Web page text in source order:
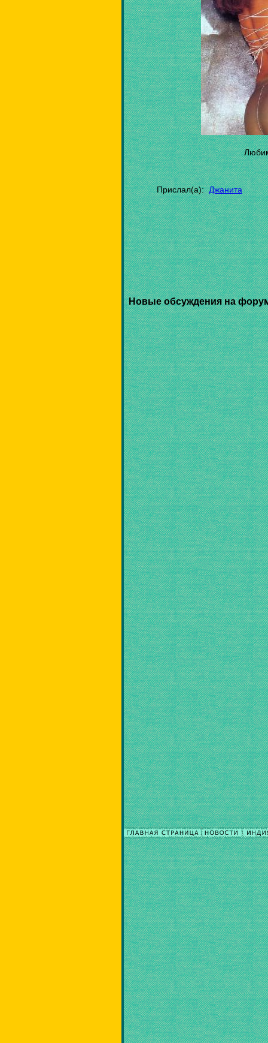
Прислал(а):Джанита
Новые обсуждения на